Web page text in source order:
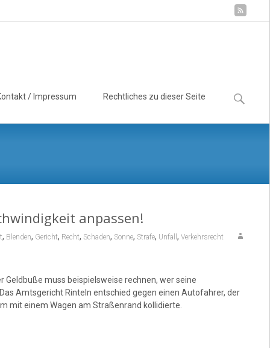
/ Impressum Rechtliches zu dieser Seite
Suchen
nach:
anpassen!
, Blenden, Gericht, Recht, Schaden, Sonne, Strafe, Unfall , Verkehrsrecht
muss beispielsweise rechnen, wer seine
Amtsgericht Rinteln entschied gegen einen Autofahrer, der
mit einem Wagen am Straßenrand kollidierte.